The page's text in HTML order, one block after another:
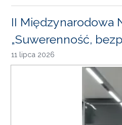
II Międzynarodowa
„Suwerenność,
11 lipca 2026